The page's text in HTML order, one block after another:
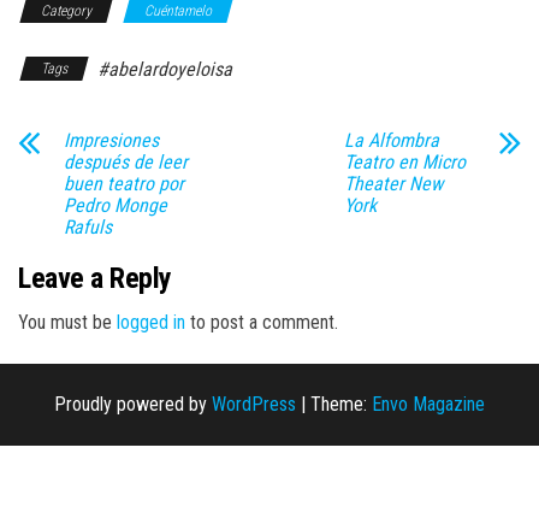
Category Cuéntamelo
Tags #abelardoyeloisa
Impresiones
después de leer
buen teatro por
Pedro Monge
Rafuls
La Alfombra
Teatro en Micro
Theater New
York
Leave a Reply
You must be logged in to post a comment.
Proudly powered by WordPress | Theme: Envo Magazine